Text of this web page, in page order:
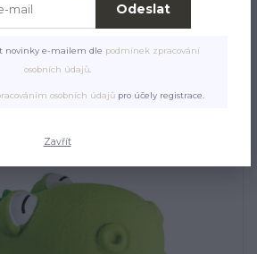
BigHead 9
zvukem, latex,
HipHop
Odeslat
novinky e-mailem dle podmínek zpracování
osobních údajů.
osobních údajů pro účely registrace.
Zavřít